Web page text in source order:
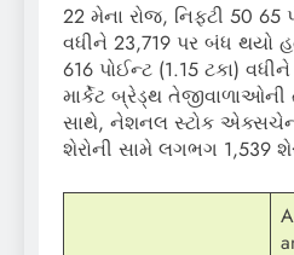
22 મેના રોજ, નિફ્ટી 50 65
વધીને 23,719 પર બંધ થયો
616 પોઈન્ટ (1.15 ટકા)
માર્કેટ બ્રેડ્થ તેજીવાળાઓની
સાથે, નેશનલ સ્ટોક
શેરોની સામે લગભગ 1,539